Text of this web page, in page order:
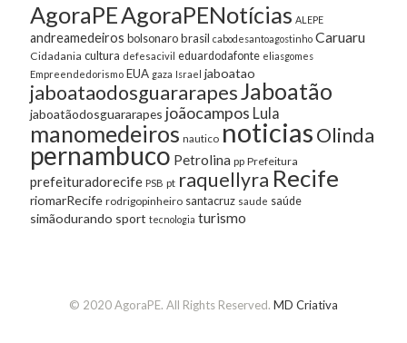
AgoraPEAgoraPENotícias ALEPE
andreamedeiros bolsonarobrasil cabodesantoagostinho Caruaru
Cidadania cultura defesacivil eduardodafonte eliasgomes
Empreendedorismo EUA gaza Israel jaboatao
jaboataodosguararapesJaboatão
jaboatãodosguararapes joãocampos Lula
manomedeiros nautico noticiasOlinda
pernambuco Petrolina pp Prefeitura
prefeituradorecife PSB pt raquellyra Recife
riomarRecife rodrigopinheiro santacruz saude saúde
simãodurando sport tecnologia turismo
© 2020 AgoraPE. All Rights Reserved. MD Criativa